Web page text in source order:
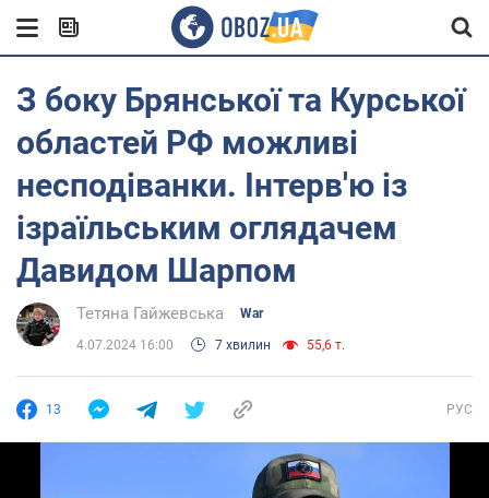
З боку Брянської та Курської
областей РФ можливі
несподіванки. Інтерв'ю із
ізраїльським оглядачем
Давидом Шарпом
Тетяна Гайжевська War
4.07.2024 16:00 7 хвилин 55,6 т.
13 РУС